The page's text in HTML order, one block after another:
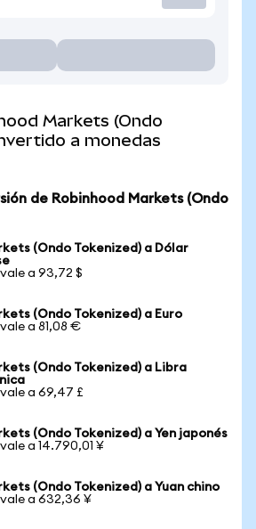
Markets (Ondo
a monedas
de Robinhood Markets (Ondo
(Ondo Tokenized) a Dólar
a 93,72 $
(Ondo Tokenized) a Euro
a 81,08 €
(Ondo Tokenized) a Libra
a 69,47 £
(Ondo Tokenized) a Yen japonés
a 14.790,01 ¥
(Ondo Tokenized) a Yuan chino
a 632,36 ¥